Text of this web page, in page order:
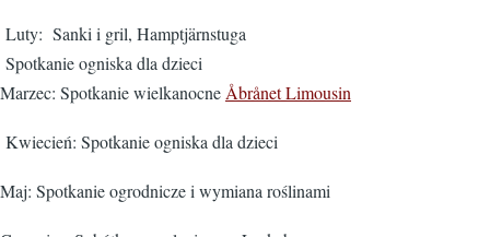
Luty: Sanki i gril, Hamptjärnstuga
Spotkanie ogniska dla dzieci
Marzec: Spotkanie wielkanocneÅbrånet Limousin
Kwiecień: Spotkanie ogniska dla dzieci
Maj: Spotkanie ogrodnicze i wymiana roślinami